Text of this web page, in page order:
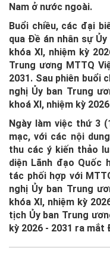
Nam ở nước ngoài.
Buổi chiều, các đại
qua Đề án nhân sự
khóa XI, nhiệm kỳ
Trung ương MTTQ
2031. Sau phiên buổi
nghị Ủy ban Trung
khoá XI, nhiệm kỳ
Ngày làm việc thứ 3
mạc, với các nội
thu các ý kiến thảo
diện Lãnh đạo Quốc
tác phối hợp với
nghị Ủy ban Trung
khóa XI, nhiệm kỳ
tịch Ủy ban Trung
kỳ 2026 - 2031 ra mắt